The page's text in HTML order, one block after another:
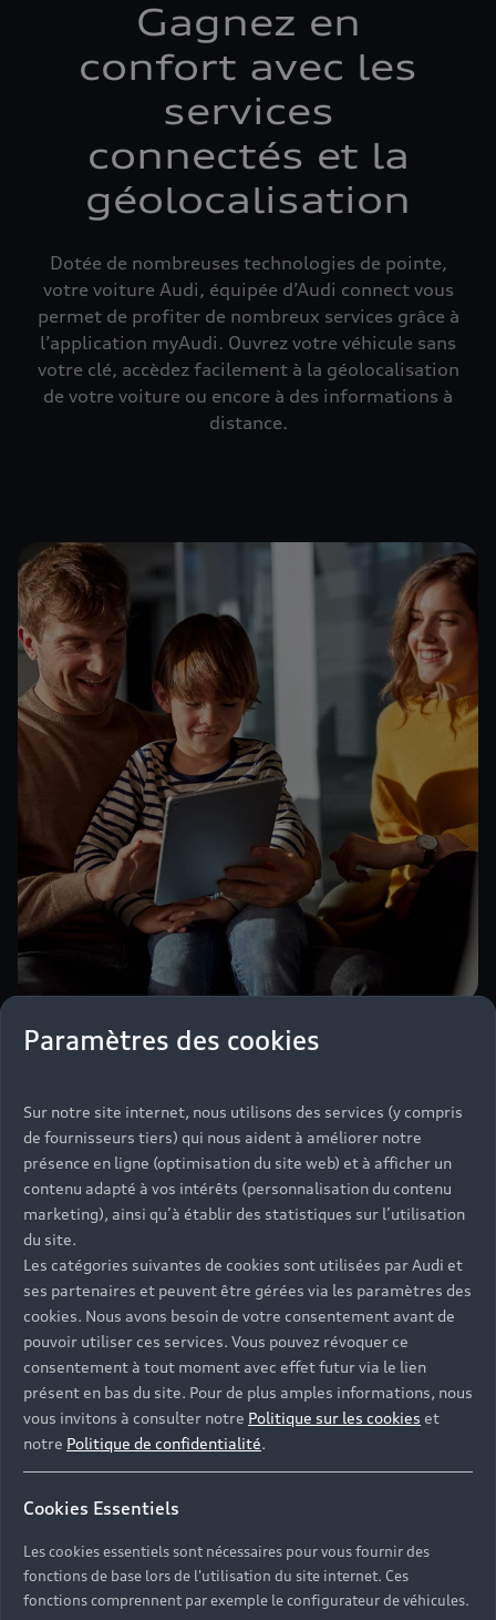
Gagnez en
confort avec les
services
connectés et la
géolocalisation
Dotée de nombreuses technologies de pointe,
votre voiture Audi, équipée d’Audi connect vous
permet de profiter de nombreux services grâce à
l’application myAudi. Ouvrez votre véhicule sans
votre clé, accèdez facilement à la géolocalisation
de votre voiture ou encore à des informations à
distance.
myAudi, plus qu’une
un assistant complet
L’application myAudi vous permet d’accéder à la
géolocalisation de votre voiture Audi, selon votre
véhicule, à diverses informations sur les nouveautés
et les sorties des modèles. Vous pouvez aussi
bénéficier de services divers comme les invitations à
des événements en avant-première, myAudi c’est
aussi pouvoir accéder à votre carnet d’entretien, et la
possibilité de gérer vos rendez-vous avec nos ateliers
pour de la maintenance ou de la réparation ou
effectuer en ligne une demande d’essai.
Paramètres des cookies
Sur notre site internet, nous utilisons des services (y compris
de fournisseurs tiers) qui nous aident à améliorer notre
présence en ligne (optimisation du site web) et à afficher un
contenu adapté à vos intérêts (personnalisation du contenu
marketing), ainsi qu’à établir des statistiques sur l’utilisation
du site.
Les catégories suivantes de cookies sont utilisées par Audi et
ses partenaires et peuvent être gérées via les paramètres des
cookies. Nous avons besoin de votre consentement avant de
pouvoir utiliser ces services. Vous pouvez révoquer ce
consentement à tout moment avec effet futur via le lien
présent en bas du site. Pour de plus amples informations, nous
vous invitons à consulter notre Politique sur les cookies et
notre Politique de confidentialité.
Cookies Essentiels
Les cookies essentiels sont nécessaires pour vous fournir des
fonctions de base lors de l'utilisation du site internet. Ces
fonctions comprennent par exemple le configurateur de véhicules.